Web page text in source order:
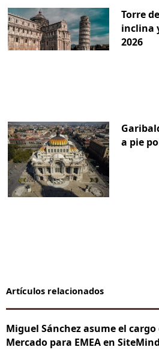
Torre
inclina
2026
a pie
Artículos relacionados
Miguel Sánchez asume el
Mercado para EMEA en